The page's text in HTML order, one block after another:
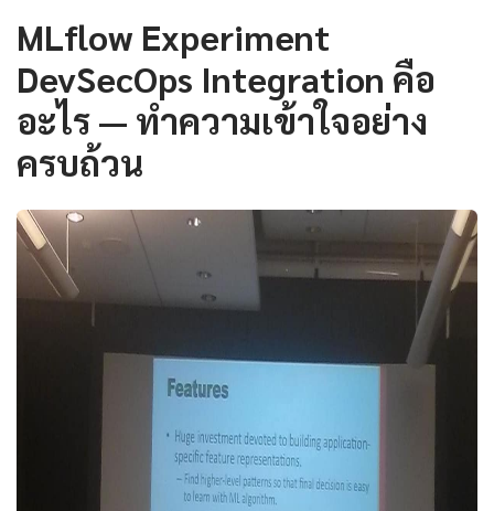
MLflow Experiment
DevSecOps Integration คือ
อะไร — ทำความเข้าใจอย่าง
ครบถ้วน